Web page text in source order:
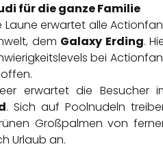
für die ganze Familie
erwartet alle
dem Galaxy Erding.
bei
erwartet die Besucher
. Sich auf Poolnudeln
Großpalmen von
Urlaub an.